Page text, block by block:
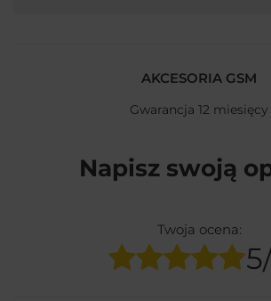
AKCESORIA GSM
Gwarancja 12 miesięcy
Napisz swoją
Twoja ocena: